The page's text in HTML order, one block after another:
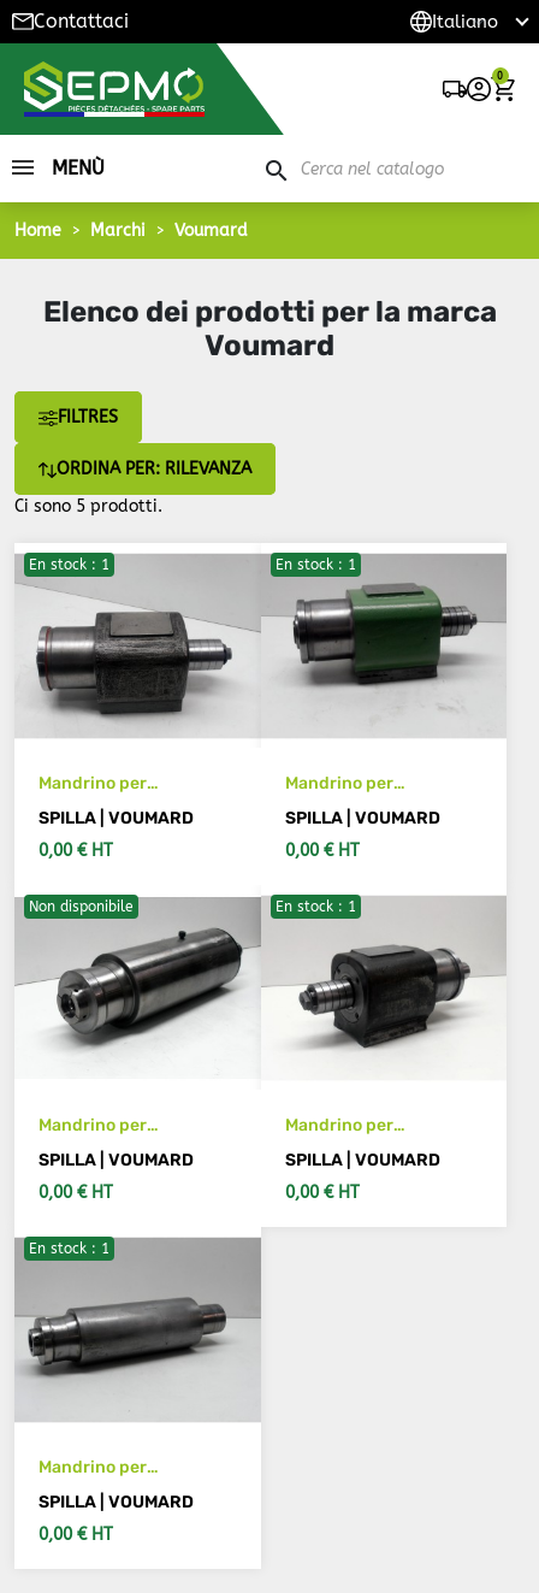
Contattaci
0
MENÙ search
Home Marchi Voumard
Elenco dei prodotti per la marca
Voumard
FILTRES
ORDINA PER: RILEVANZA
Ci sono 5 prodotti.
En stock : 1
Mandrino per
rettificatrice Voumard
SPILLA | VOUMARD
0,00 € HT
VEDI DETTAGLI
En stock : 1
Mandrino per
rettificatrice Voumard
SPILLA | VOUMARD
0,00 € HT
VEDI DETTAGLI
Non disponibile
Mandrino per
rettificatrice Voumard
SPILLA | VOUMARD
0,00 € HT
VEDI DETTAGLI
En stock : 1
Mandrino per
rettificatrice Voumard
SPILLA | VOUMARD
0,00 € HT
En stock : 1
Mandrino per
rettificatrice Voumard
SPILLA | VOUMARD
0,00 € HT